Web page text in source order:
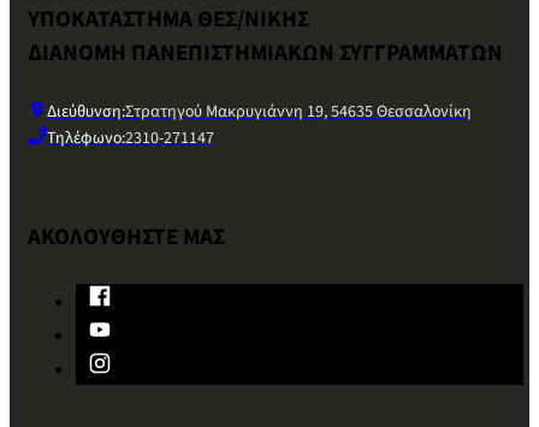
ΥΠΟΚΑΤΑΣΤΗΜΑ ΘΕΣ/ΝΙΚΗΣ
ΔΙΑΝΟΜΗ ΠΑΝΕΠΙΣΤΗΜΙΑΚΩΝ ΣΥΓΓΡΑΜΜΑΤΩΝ
Διεύθυνση:Στρατηγού Μακρυγιάννη 19, 54635 Θεσσαλονίκη
Τηλέφωνο:2310-271147
ΑΚΟΛΟΥΘΗΣΤΕ ΜΑΣ